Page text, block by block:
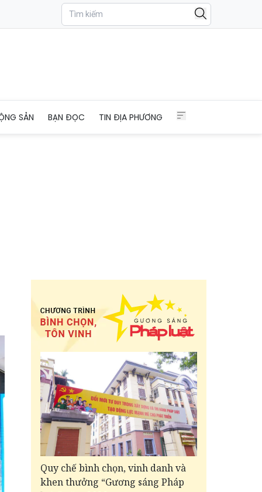
SẢN BẠN ĐỌC TIN ĐỊA PHƯƠNG
Quy chế bình chọn, vinh danh và
khen thưởng “Gương sáng Pháp